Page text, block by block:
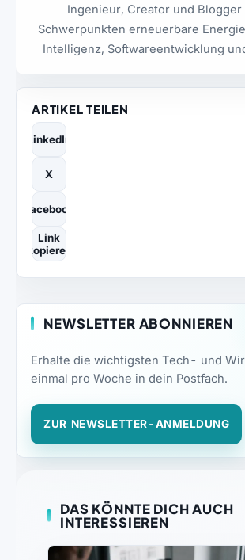
Ingenieur, Creator und Blogger
Schwerpunkten erneuerbare
Intelligenz, Softwareentwicklung
ARTIKEL TEILEN
LinkedIn
X
Facebook
Link
kopieren
NEWSLETTER ABONNIEREN
Erhalte die wichtigsten Tech- und
einmal pro Woche in dein Postfach.
ZUR NEWSLETTER-ANMELDUNG
DAS KÖNNTE DICH AUCH
INTERESSIEREN